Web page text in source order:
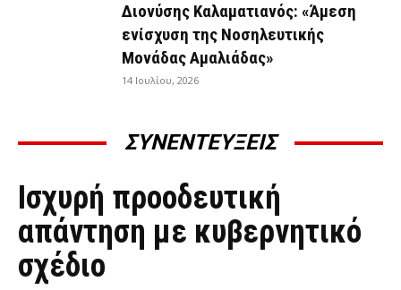
Διονύσης Καλαματιανός: «Άμεση
ενίσχυση της Νοσηλευτικής
Μονάδας Αμαλιάδας»
14 Ιουλίου, 2026
ΣΥΝΕΝΤΕΥΞΕΙΣ
ΣΥΝΕΝΤΕΎΞΕΙΣ
Ισχυρή προοδευτική
απάντηση με κυβερνητικό
σχέδιο